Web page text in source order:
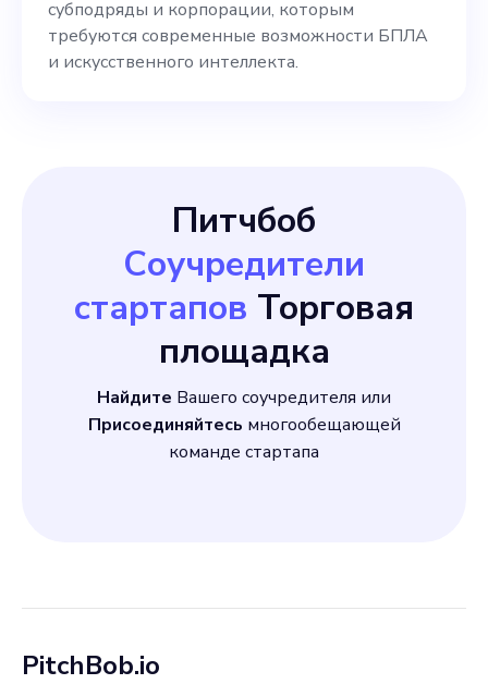
управления проектами и
опытный бизнес-
как Boeing, Lockheed Martin
и новые
субподряды и корпорации, которым
требуются современные возможности БПЛА
и искусственного интеллекта.
Питчбоб
Соучредители
стартапов Торговая
площадка
Найдите Вашего соучредителя или
Присоединяйтесь многообещающей
команде стартапа
PitchBob.io